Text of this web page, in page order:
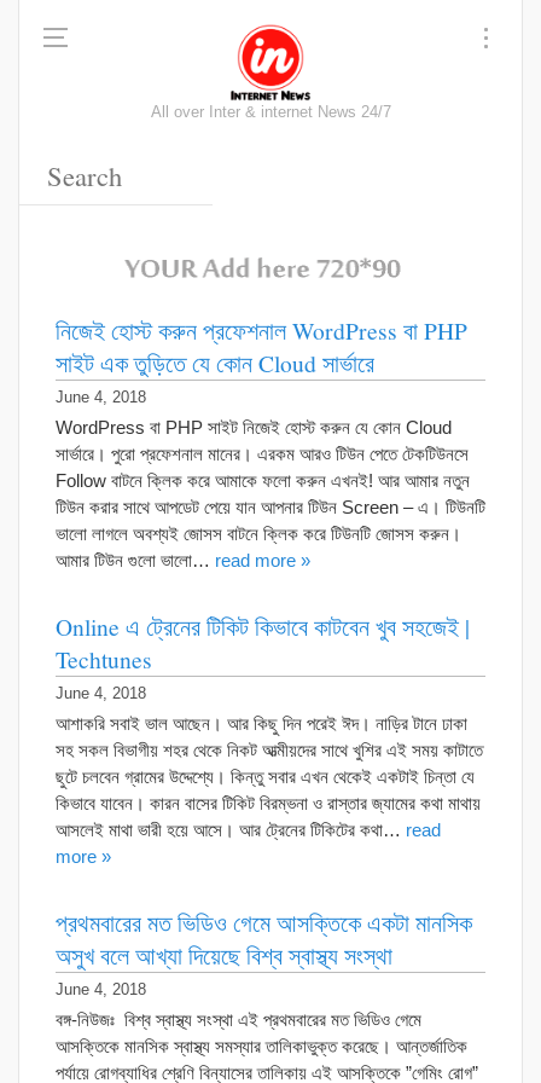
All over Inter & internet News 24/7
নিজেই হোস্ট করুন প্রফেশনাল WordPress বা PHP
সাইট এক তুড়িতে যে কোন Cloud সার্ভারে
June 4, 2018
WordPress বা PHP সাইট নিজেই হোস্ট করুন যে কোন Cloud
সার্ভারে। পুরো প্রফেশনাল মানের। এরকম আরও টিউন পেতে টেকটিউনসে
Follow বাটনে ক্লিক করে আমাকে ফলো করুন এখনই! আর আমার নতুন
টিউন করার সাথে আপডেট পেয়ে যান আপনার টিউন Screen – এ। টিউনটি
ভালো লাগলে অবশ্যই জোসস বাটনে ক্লিক করে টিউনটি জোসস করুন।
আমার টিউন গুলো ভালো… read more »
Online এ ট্রেনের টিকিট কিভাবে কাটবেন খুব সহজেই |
Techtunes
June 4, 2018
আশাকরি সবাই ভাল আছেন। আর কিছু দিন পরেই ঈদ। নাড়ির টানে ঢাকা
সহ সকল বিভাগীয় শহর থেকে নিকট আত্মীয়দের সাথে খুশির এই সময় কাটাতে
ছুটে চলবেন গ্রামের উদ্দেশ্যে। কিন্তু সবার এখন থেকেই একটাই চিন্তা যে
কিভাবে যাবেন। কারন বাসের টিকিট বিরম্ভনা ও রাস্তার জ্যামের কথা মাথায়
আসলেই মাথা ভারী হয়ে আসে। আর ট্রেনের টিকিটের কথা… read
more »
প্রথমবারের মত ভিডিও গেমে আসক্তিকে একটা মানসিক
অসুখ বলে আখ্যা দিয়েছে বিশ্ব স্বাস্থ্য সংস্থা
June 4, 2018
বঙ্গ-নিউজঃ বিশ্ব স্বাস্থ্য সংস্থা এই প্রথমবারের মত ভিডিও গেমে
আসক্তিকে মানসিক স্বাস্থ্য সমস্যার তালিকাভুক্ত করেছে। আন্তর্জাতিক
পর্যায়ে রোগব্যাধির শ্রেণি বিন্যাসের তালিকায় এই আসক্তিকে ”গেমিং রোগ”